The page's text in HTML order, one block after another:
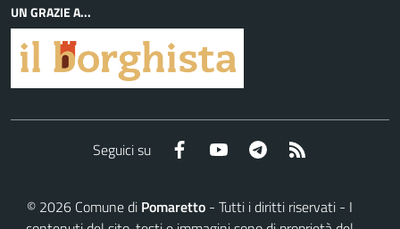
UN GRAZIE A...
Seguici su Facebook YouTube Telegram
© 2026Comune di Pomaretto- Tutti i diritti riservati - I